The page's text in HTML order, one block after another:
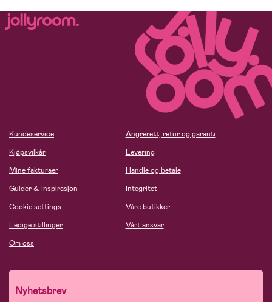
Kundeservice
Kjøpsvilkår
Mine fakturaer
Guider & Inspirasjon
Cookie settings
Ledige stillinger
Om oss
Angrerett, retur og garanti
Levering
Handle og betale
Integritet
Våre butikker
Vårt ansvar
Nyhetsbrev